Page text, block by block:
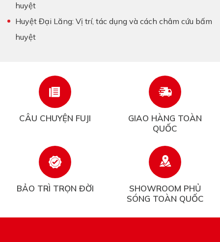
huyệt
Huyệt Đại Lăng: Vị trí, tác dụng và cách châm cứu bấm
huyệt
CÂU CHUYỆN FUJI
GIAO HÀNG TOÀN
QUỐC
BẢO TRÌ TRỌN ĐỜI
SHOWROOM PHỦ
SÓNG TOÀN QUỐC